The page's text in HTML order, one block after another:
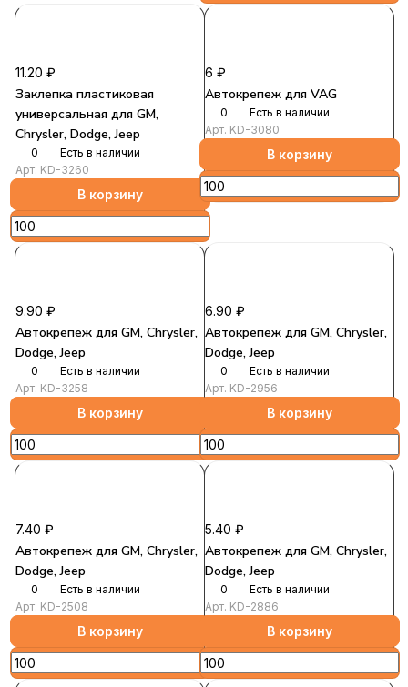
11.20 ₽
Заклепка пластиковая
универсальная для GM,
Chrysler, Dodge, Jeep
0
Есть в наличии
Арт. KD-3260
В корзину
6 ₽
Автокрепеж для VAG
0
Есть в наличии
Арт. KD-3080
В корзину
9.90 ₽
Автокрепеж для GM, Chrysler,
Dodge, Jeep
0
Есть в наличии
Арт. KD-3258
В корзину
6.90 ₽
Автокрепеж для GM, Chrysler,
Dodge, Jeep
0
Есть в наличии
Арт. KD-2956
В корзину
7.40 ₽
Автокрепеж для GM, Chrysler,
Dodge, Jeep
0
Есть в наличии
Арт. KD-2508
В корзину
5.40 ₽
Автокрепеж для GM, Chrysler,
Dodge, Jeep
0
Есть в наличии
Арт. KD-2886
В корзину